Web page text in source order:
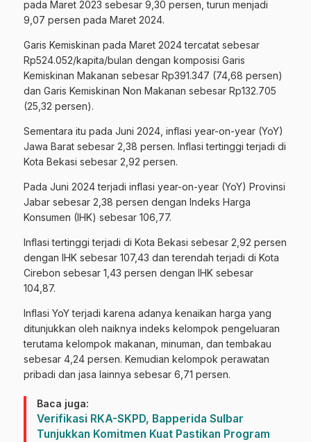
pada Maret 2023 sebesar 9,30 persen, turun menjadi
9,07 persen pada Maret 2024.
Garis Kemiskinan pada Maret 2024 tercatat sebesar
Rp524.052/kapita/bulan dengan komposisi Garis
Kemiskinan Makanan sebesar Rp391.347 (74,68 persen)
dan Garis Kemiskinan Non Makanan sebesar Rp132.705
(25,32 persen).
Sementara itu pada Juni 2024, inflasi year-on-year (YoY)
Jawa Barat sebesar 2,38 persen. Inflasi tertinggi terjadi di
Kota Bekasi sebesar 2,92 persen.
Pada Juni 2024 terjadi inflasi year-on-year (YoY) Provinsi
Jabar sebesar 2,38 persen dengan Indeks Harga
Konsumen (IHK) sebesar 106,77.
Inflasi tertinggi terjadi di Kota Bekasi sebesar 2,92 persen
dengan IHK sebesar 107,43 dan terendah terjadi di Kota
Cirebon sebesar 1,43 persen dengan IHK sebesar
104,87.
Inflasi YoY terjadi karena adanya kenaikan harga yang
ditunjukkan oleh naiknya indeks kelompok pengeluaran
terutama kelompok makanan, minuman, dan tembakau
sebesar 4,24 persen. Kemudian kelompok perawatan
pribadi dan jasa lainnya sebesar 6,71 persen.
Baca juga:
Verifikasi RKA-SKPD, Bapperida Sulbar
Tunjukkan Komitmen Kuat Pastikan Program